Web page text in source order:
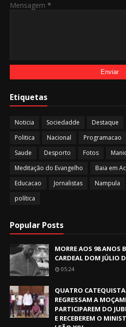
Mensagem *
Etiquetas
Noticia Sociedadde Destaque
Politica
Nacional Programacao
Saude
Desporto Fotos
Meditação do Evangelho
Baia em
Educacao
Jornalistas Nampula
política
Popular Posts
MORRE AOS 98 ANOS
CARDEAL DOM JÚLIO
05:24
QUATRO
REGRESSAM A
PARTICIPAREM DO
E RECEBEREM O